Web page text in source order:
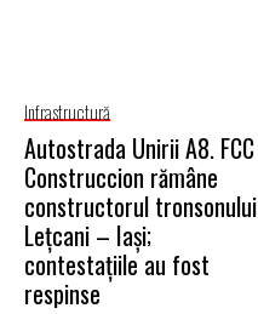
Infrastructură
Autostrada Unirii A8. FCC
Construccion rămâne
constructorul tronsonului
Lețcani – Iași;
contestațiile au fost
respinse